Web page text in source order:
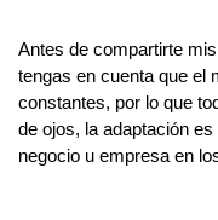
Antes de compartirte
tengas en cuenta que el
constantes, por lo que
de ojos, la adaptación
negocio u empresa en